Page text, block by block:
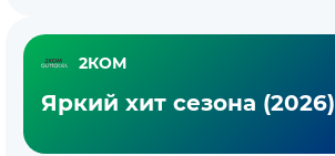
2КОМ
Яркий хит сезона (2026)